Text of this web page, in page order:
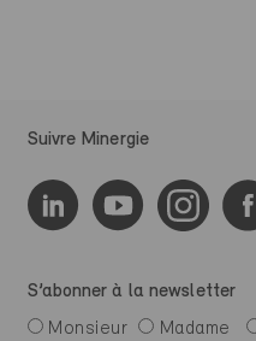
Suivre Minergie
S’abonner à la newsletter
Monsieur
Madame